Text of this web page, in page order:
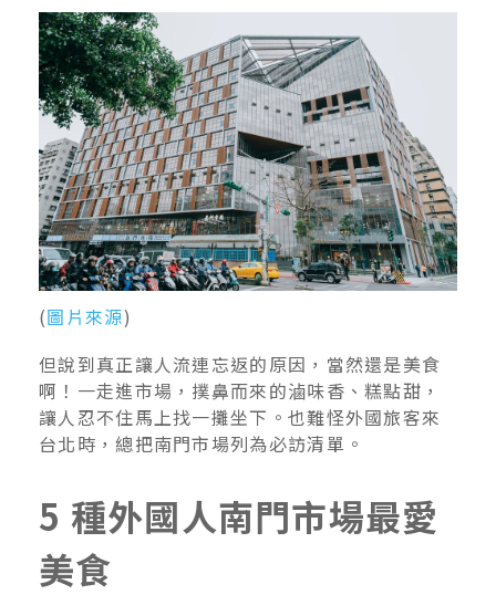
(圖片來源)
但說到真正讓人流連忘返的原因，當然還是美食
啊！一走進市場，撲鼻而來的滷味香、糕點甜，
讓人忍不住馬上找一攤坐下。也難怪外國旅客來
台北時，總把南門市場列為必訪清單。
5 種外國人南門市場最愛
美食